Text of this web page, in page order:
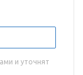
и уточнят